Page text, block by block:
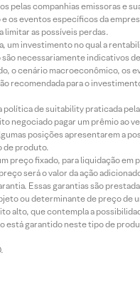
companhias emissoras e
eventos específicos da
limitar as possíveis perdas.
um investimento no qual a
necessariamente indicativos
o cenário macroeconômico, os
para o
de suitability praticada
negociado pagar um prêmio ao
posições apresentarem a
de produto.
preço fixado, para liquidação em
será o valor da ação
Essas garantias são
ou determinante de preço
alto, que contempla a
garantido neste tipo de